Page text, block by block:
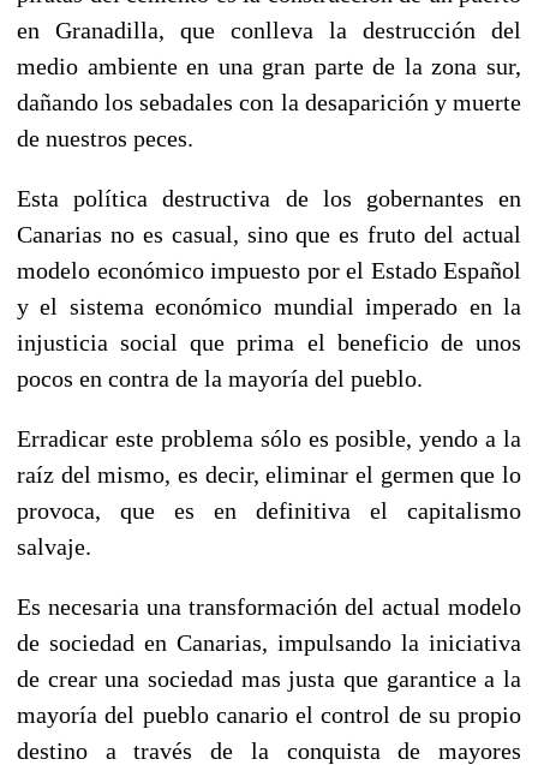
en Granadilla, que conlleva la destrucción del
medio ambiente en una gran parte de la zona sur,
dañando los sebadales con la desaparición y muerte
de nuestros peces.
Esta política destructiva de los gobernantes en
Canarias no es casual, sino que es fruto del actual
modelo económico impuesto por el Estado Español
y el sistema económico mundial imperado en la
injusticia social que prima el beneficio de unos
pocos en contra de la mayoría del pueblo.
Erradicar este problema sólo es posible, yendo a la
raíz del mismo, es decir, eliminar el germen que lo
provoca, que es en definitiva el capitalismo
salvaje.
Es necesaria una transformación del actual modelo
de sociedad en Canarias, impulsando la iniciativa
de crear una sociedad mas justa que garantice a la
mayoría del pueblo canario el control de su propio
destino a través de la conquista de mayores